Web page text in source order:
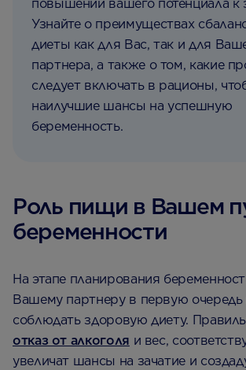
повышении вашего потенциала к
Узнайте о преимуществах
диеты как для Вас, так и для
партнера, а также о том, какие
следует включать в рационы,
наилучшие шансы на успешную
беременность.
Роль пищи в Вашем
беременности
На этапе планирования
Вашему партнеру в первую
соблюдать здоровую диету.
отказ от алкоголя и вес,
увеличат шансы на зачатие и